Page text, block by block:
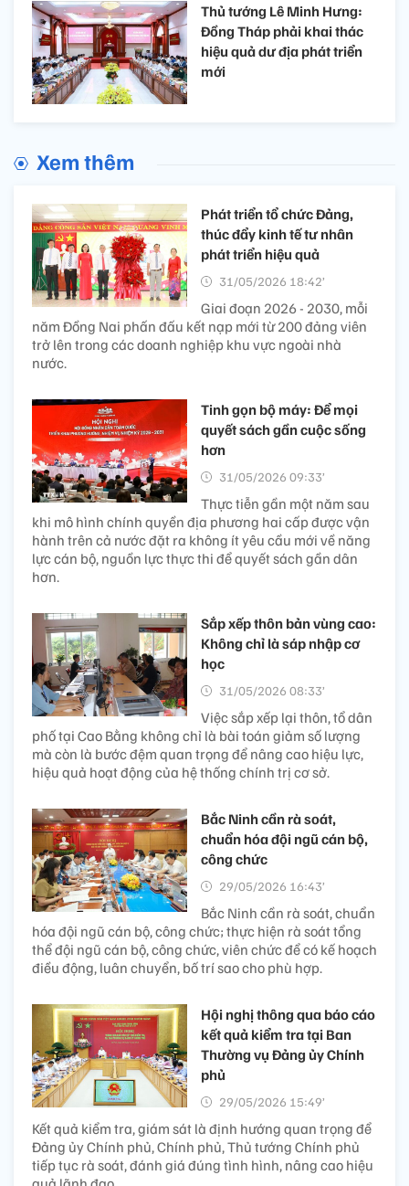
Thủ tướng Lê Minh Hưng:
Đồng Tháp phải khai thác
hiệu quả dư địa phát triển
mới
Xem thêm
Phát triển tổ chức Đảng,
thúc đẩy kinh tế tư nhân
phát triển hiệu quả
31/05/2026 18:42’
Giai đoạn 2026 - 2030, mỗi
năm Đồng Nai phấn đấu kết nạp mới từ 200 đảng viên
trở lên trong các doanh nghiệp khu vực ngoài nhà
nước.
Tinh gọn bộ máy: Để mọi
quyết sách gần cuộc sống
hơn
31/05/2026 09:33’
Thực tiễn gần một năm sau
khi mô hình chính quyền địa phương hai cấp được vận
hành trên cả nước đặt ra không ít yêu cầu mới về năng
lực cán bộ, nguồn lực thực thi để quyết sách gần dân
hơn.
Sắp xếp thôn bản vùng cao:
Không chỉ là sáp nhập cơ
học
31/05/2026 08:33’
Việc sắp xếp lại thôn, tổ dân
phố tại Cao Bằng không chỉ là bài toán giảm số lượng
mà còn là bước đệm quan trọng để nâng cao hiệu lực,
hiệu quả hoạt động của hệ thống chính trị cơ sở.
Bắc Ninh cần rà soát,
chuẩn hóa đội ngũ cán bộ,
công chức
29/05/2026 16:43’
Bắc Ninh cần rà soát, chuẩn
hóa đội ngũ cán bộ, công chức; thực hiện rà soát tổng
thể đội ngũ cán bộ, công chức, viên chức để có kế hoạch
điều động, luân chuyển, bố trí sao cho phù hợp.
Hội nghị thông qua báo cáo
kết quả kiểm tra tại Ban
Thường vụ Đảng ủy Chính
phủ
29/05/2026 15:49’
Kết quả kiểm tra, giám sát là định hướng quan trọng để
Đảng ủy Chính phủ, Chính phủ, Thủ tướng Chính phủ
tiếp tục rà soát, đánh giá đúng tình hình, nâng cao hiệu